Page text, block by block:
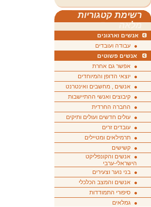
רשימת קטגוריות
מלאה
אנשים וארגונים
עבודה ועובדים
אנשים פשוטים
אפשר גם אחרת
יוצאי הדופן והמיוחדים
אנשים , מחשבים ואינטרנט
קיבוצים ואנשי ההתיישבות
החברה החרדית
עולים חדשים ועולים ותיקים
עובדים זרים
תרמילאים ומטיילים
קשישים
אנשים והקונפליקט
הישראלי-ערבי
בני נוער וצעירים
אנשים והמצב הכלכלי
סיפורי התמודדות
גמלאים